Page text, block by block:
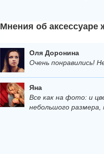
Мнения об аксессуаре
Оля Доронина
Очень понравились!
Яна
Все как на фото: и
небольшого размера,